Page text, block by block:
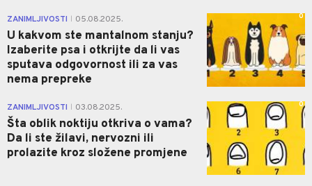
ZANIMLJIVOSTI 05.08.2025.
U kakvom ste mantalnom stanju?
Izaberite psa i otkrijte da li vas
sputava odgovornost ili za vas
nema prepreke
0
ZANIMLJIVOSTI 03.08.2025.
Šta oblik noktiju otkriva o vama?
Da li ste žilavi, nervozni ili
prolazite kroz složene promjene
0